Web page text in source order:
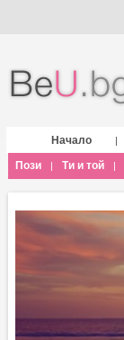
Начало |
Пози | Ти и той |